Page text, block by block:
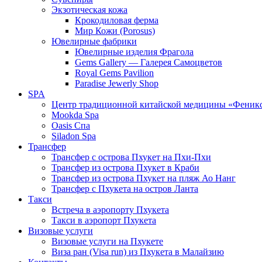
Экзотическая кожа
Крокодиловая ферма
Мир Кожи (Porosus)
Ювелирные фабрики
Ювелирные изделия Фрагола
Gems Gallery — Галерея Самоцветов
Royal Gems Pavilion
Paradise Jewerly Shop
SPA
Центр традиционной китайской медицины
Mookda Spa
Oasis Спа
Siladon Spa
Трансфер
Трансфер с острова Пхукет на Пхи-Пхи
Трансфер из острова Пхукет в Краби
Трансфер из острова Пхукет на пляж Ао Нанг
Трансфер с Пхукета на остров Ланта
Такси
Встреча в аэропорту Пхукета
Такси в аэропорт Пхукета
Визовые услуги
Визовые услуги на Пхукете
Виза ран (Visa run) из Пхукета в Малайзию